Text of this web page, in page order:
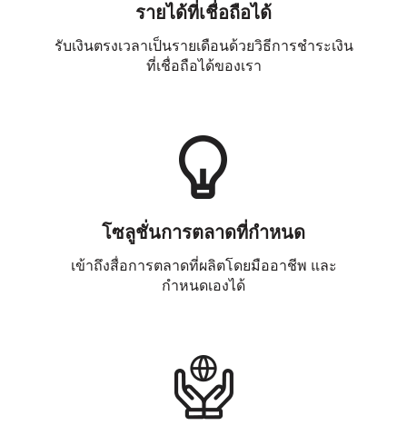
รายได้ที่เชื่อถือได้
รับเงินตรงเวลาเป็นรายเดือนด้วยวิธีการชำระเงิน
ที่เชื่อถือได้ของเรา
โซลูชั่นการตลาดที่กำหนด
เข้าถึงสื่อการตลาดที่ผลิตโดยมืออาชีพ และ
กำหนดเองได้